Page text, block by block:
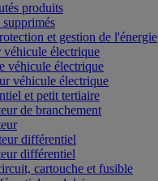
produits
et gestion de l'énergie
véhicule électrique
véhicule électrique
véhicule électrique
et petit tertiaire
de branchement
différentiel
différentiel
cartouche et fusible